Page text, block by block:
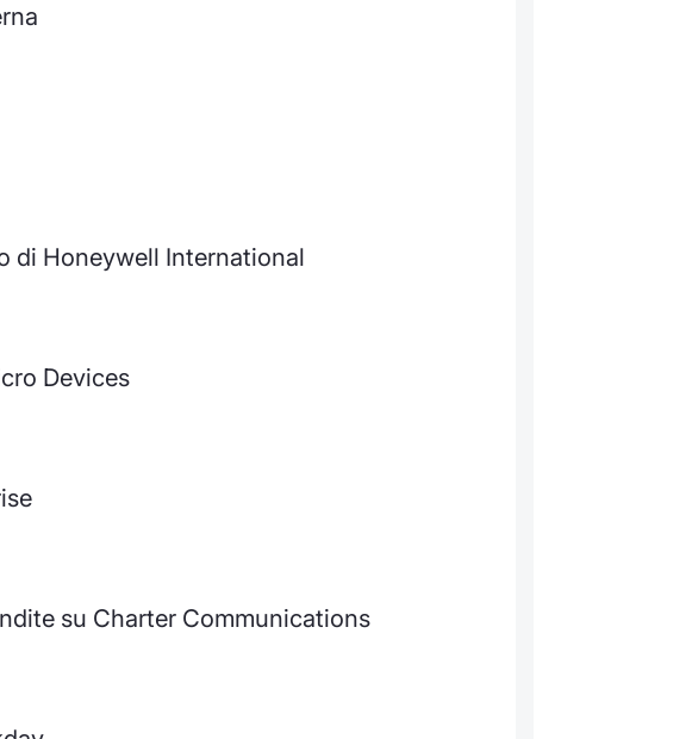
di Honeywell International
Devices
su Charter Communications